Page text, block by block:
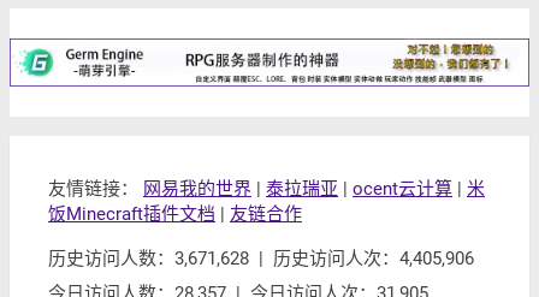
友情链接： 网易我的世界 | 泰拉瑞亚 | ocent云计算 | 米
饭Minecraft插件文档 | 友链合作
历史访问人数：3,671,628 | 历史访问人次：4,405,906